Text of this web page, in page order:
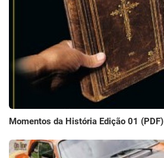
Momentos da História Edição 01 (PDF)